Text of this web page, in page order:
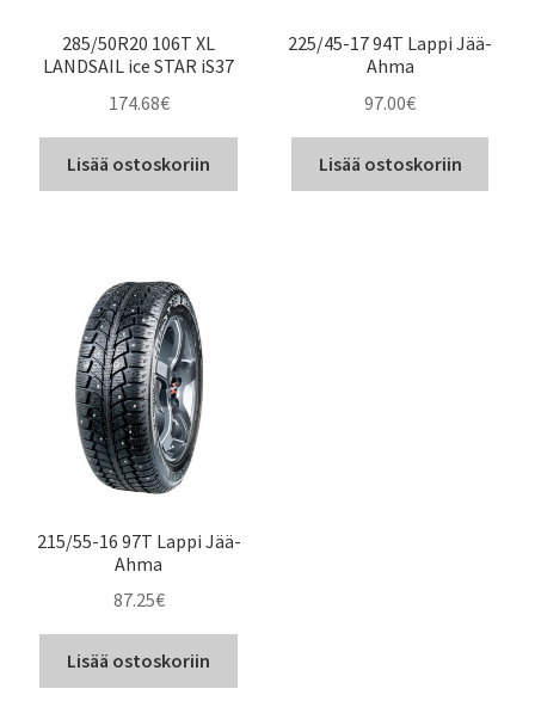
285/50R20 106T XL
LANDSAIL ice STAR iS37
174.68€
Lisää ostoskoriin
225/45-17 94T Lappi Jää-
Ahma
97.00€
Lisää ostoskoriin
215/55-16 97T Lappi Jää-
Ahma
87.25€
Lisää ostoskoriin